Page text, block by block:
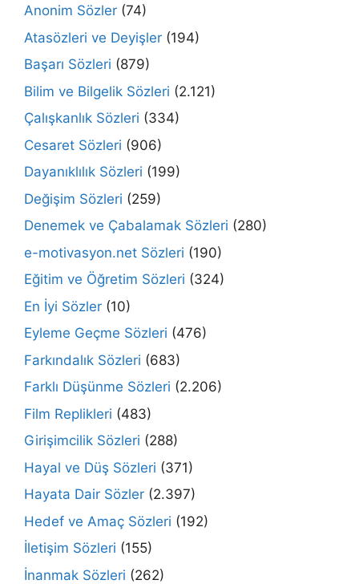
Anonim Sözler (74)
Atasözleri ve Deyişler (194)
Başarı Sözleri (879)
Bilim ve Bilgelik Sözleri (2.121)
Çalışkanlık Sözleri (334)
Cesaret Sözleri (906)
Dayanıklılık Sözleri (199)
Değişim Sözleri (259)
Denemek ve Çabalamak Sözleri (280)
e-motivasyon.net Sözleri (190)
Eğitim ve Öğretim Sözleri (324)
En İyi Sözler (10)
Eyleme Geçme Sözleri (476)
Farkındalık Sözleri (683)
Farklı Düşünme Sözleri (2.206)
Film Replikleri (483)
Girişimcilik Sözleri (288)
Hayal ve Düş Sözleri (371)
Hayata Dair Sözler (2.397)
Hedef ve Amaç Sözleri (192)
İletişim Sözleri (155)
İnanmak Sözleri (262)